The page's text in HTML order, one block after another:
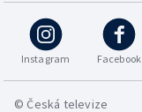
Instagram Facebook
© Česká televize